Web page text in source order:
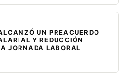
UN PREACUERDO
Y REDUCCIÓN
JORNADA LABORAL